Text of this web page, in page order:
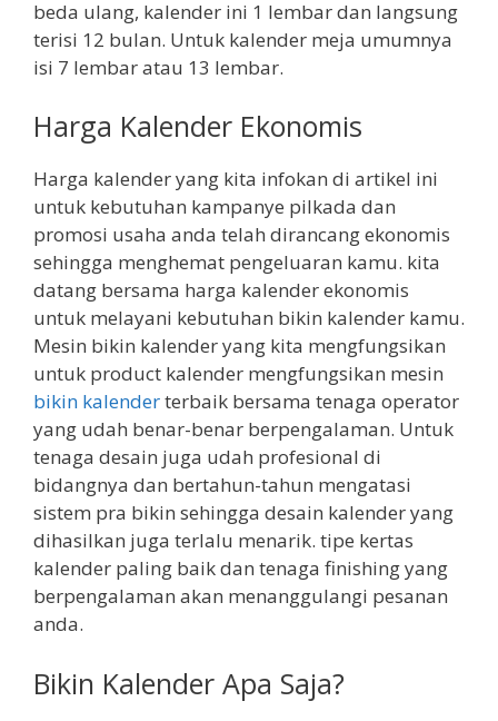
beda ulang, kalender ini 1 lembar dan langsung
terisi 12 bulan. Untuk kalender meja umumnya
isi 7 lembar atau 13 lembar.
Harga Kalender Ekonomis
Harga kalender yang kita infokan di artikel ini
untuk kebutuhan kampanye pilkada dan
promosi usaha anda telah dirancang ekonomis
sehingga menghemat pengeluaran kamu. kita
datang bersama harga kalender ekonomis
untuk melayani kebutuhan bikin kalender kamu.
Mesin bikin kalender yang kita mengfungsikan
untuk product kalender mengfungsikan mesin
bikin kalenderterbaik bersama tenaga operator
yang udah benar-benar berpengalaman. Untuk
tenaga desain juga udah profesional di
bidangnya dan bertahun-tahun mengatasi
sistem pra bikin sehingga desain kalender yang
dihasilkan juga terlalu menarik. tipe kertas
kalender paling baik dan tenaga finishing yang
berpengalaman akan menanggulangi pesanan
anda.
Bikin Kalender Apa Saja?